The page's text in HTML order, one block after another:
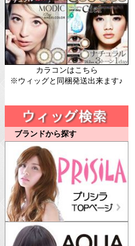
カラコンはこちら
※ウィッグと同梱発送出来ます♪
ブランドから探す